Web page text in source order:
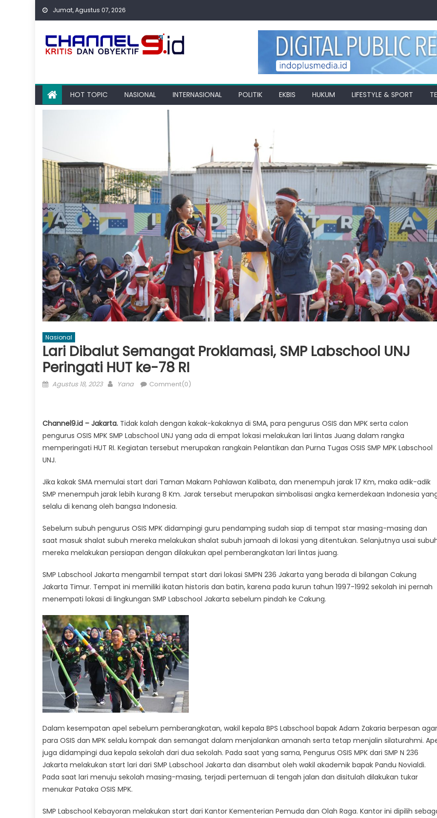
Skip
Jumat, Agustus 07, 2026
HOT TOPIC NASIONAL INTERNASIONAL POLITIK EKBIS HUKUM LIFESTYLE & SPORT
Nasional
Lari Dibalut Semangat Proklamasi, SMP Labschool UNJ
Peringati HUT ke-78 RI
Posted
Agustus 18, 2023 Author
Yana Comment(0)
Channel9.id – Jakarta. Tidak kalah dengan kakak-kakaknya di SMA, para pengurus OSIS dan MPK serta calon
pengurus OSIS MPK SMP Labschool UNJ yang ada di empat lokasi melakukan lari lintas Juang dalam rangka
memperingati HUT RI. Kegiatan tersebut merupakan rangkain Pelantikan dan Purna Tugas OSIS SMP MPK Labschool
UNJ.
Jika kakak SMA memulai start dari Taman Makam Pahlawan Kalibata, dan menempuh jarak 17 Km, maka adik-adik
SMP menempuh jarak lebih kurang 8 Km. Jarak tersebut merupakan simbolisasi angka kemerdekaan Indonesia
selalu di kenang oleh bangsa Indonesia.
Sebelum subuh pengurus OSIS MPK didampingi guru pendamping sudah siap di tempat star masing-masing dan
saat masuk shalat subuh mereka melakukan shalat subuh jamaah di lokasi yang ditentukan. Selanjutnya usai
mereka melakukan persiapan dengan dilakukan apel pemberangkatan lari lintas juang.
SMP Labschool Jakarta mengambil tempat start dari lokasi SMPN 236 Jakarta yang berada di bilangan Cakung
Jakarta Timur. Tempat ini memiliki ikatan historis dan batin, karena pada kurun tahun 1997-1992 sekolah ini pernah
menempati lokasi di lingkungan SMP Labschool Jakarta sebelum pindah ke Cakung.
Dalam kesempatan apel sebelum pemberangkatan, wakil kepala BPS Labschool bapak Adam Zakaria berpesan agar
para OSIS dan MPK selalu kompak dan semangat dalam menjalankan amanah serta tetap menjalin silaturahmi.
juga didampingi dua kepala sekolah dari dua sekolah. Pada saat yang sama, Pengurus OSIS MPK dari SMP N 236
Jakarta melakukan start lari dari SMP Labschool Jakarta dan disambut oleh wakil akademik bapak Pandu Novialdi.
Pada saat lari menuju sekolah masing-masing, terjadi pertemuan di tengah jalan dan disitulah dilakukan tukar
menukar Pataka OSIS MPK.
SMP Labschool Kebayoran melakukan start dari Kantor Kementerian Pemuda dan Olah Raga. Kantor ini dipilih